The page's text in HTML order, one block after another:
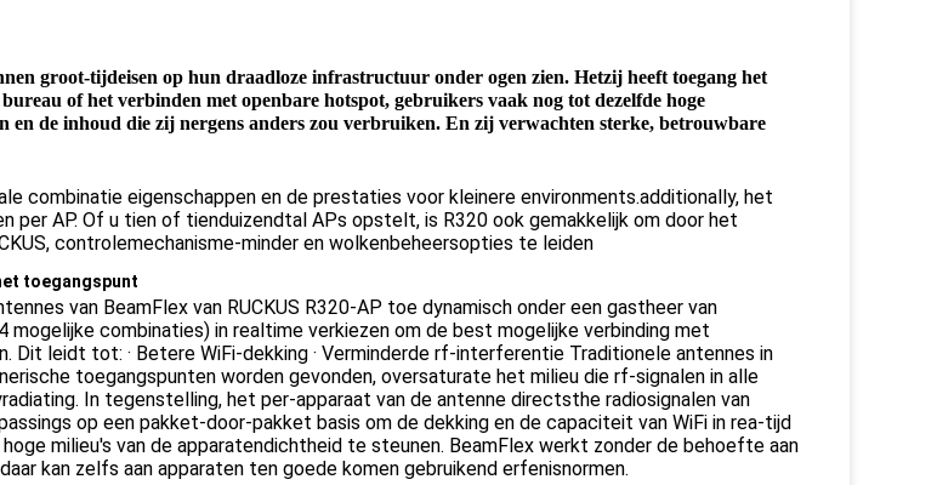
groot-tijdeisen op hun draadloze infrastructuur onder ogen zien. Hetzij heeft toegang het
of het verbinden met openbare hotspot, gebruikers vaak nog tot dezelfde hoge
combinatie eigenschappen en de prestaties voor kleinere environments.additionally, het
per AP. Of u tien of tienduizendtal APs opstelt, is R320 ook gemakkelijk om door het
controlemechanisme-minder en wolkenbeheersopties te leiden
toegangspunt
van BeamFlex van RUCKUS R320-AP toe dynamisch onder een gastheer van
combinaties) in realtime verkiezen om de best mogelijke verbinding met
Dit leidt tot: · Betere WiFi-dekking · Verminderde rf-interferentie Traditionele antennes in
toegangspunten worden gevonden, oversaturate het milieu die rf-signalen in alle
In tegenstelling, het per-apparaat van de antenne directsthe radiosignalen van
op een pakket-door-pakket basis om de dekking en de capaciteit van WiFi in rea-tijd
milieu's van de apparatendichtheid te steunen. BeamFlex werkt zonder de behoefte aan
kan zelfs aan apparaten ten goede komen gebruikend erfenisnormen.